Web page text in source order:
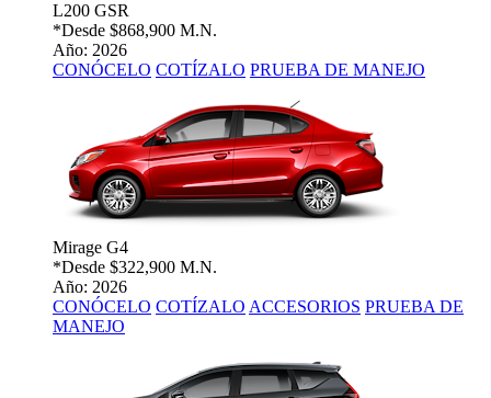
L200 GSR
*Desde $868,900 M.N.
Año: 2026
CONÓCELO COTÍZALO PRUEBA DE MANEJO
Mirage G4
*Desde $322,900 M.N.
Año: 2026
CONÓCELO COTÍZALO ACCESORIOS PRUEBA DE
MANEJO